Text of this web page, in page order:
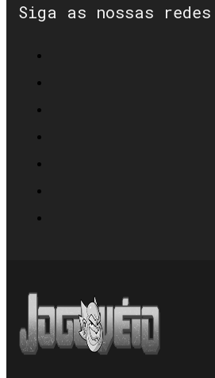
Siga as nossas redes